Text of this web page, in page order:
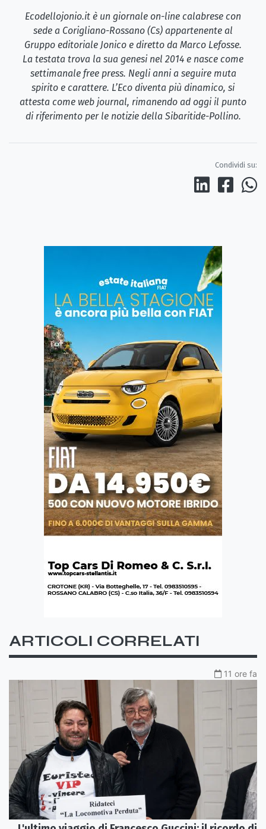
Ecodellojonio.it è un giornale on-line calabrese con
sede a Corigliano-Rossano (Cs) appartenente al
Gruppo editoriale Jonico e diretto da Marco Lefosse.
La testata trova la sua genesi nel 2014 e nasce come
settimanale free press. Negli anni a seguire muta
spirito e carattere. L’Eco diventa più dinamico, si
attesta come web journal, rimanendo ad oggi il punto
di riferimento per le notizie della Sibaritide-Pollino.
Condividi su:
ARTICOLI CORRELATI
11 ore fa